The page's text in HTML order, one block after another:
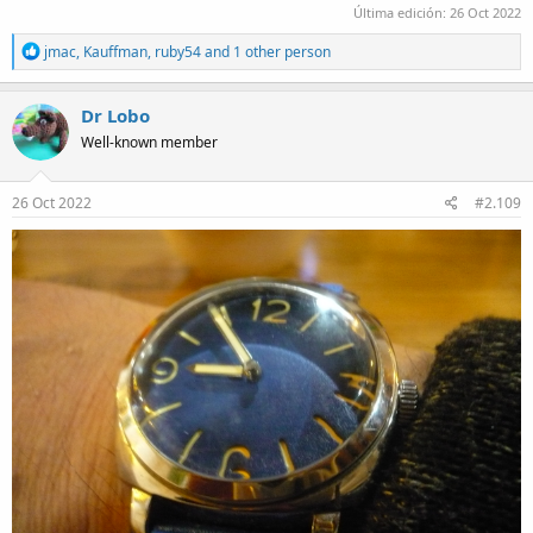
Última edición: 26 Oct 2022
R
e
a
c
t
i
o
n
s
jmac, Kauffman, ruby54and 1 other person
Dr Lobo
Well-known member
26 Oct 2022 #2.109